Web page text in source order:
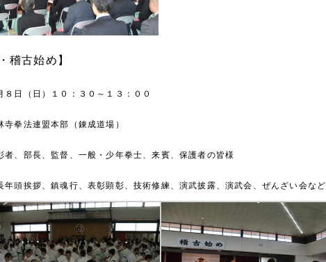
稽古始め】
８日（日）１０：３０～１３：００
寺拳法連盟本部（錬成道場）
者、部長、監督、一般・少年拳士、来賓、保護者の皆様
年頭挨拶、鎮魂行、表彰顕彰、技術修練、演武披露、演武会、ぜんざい会など